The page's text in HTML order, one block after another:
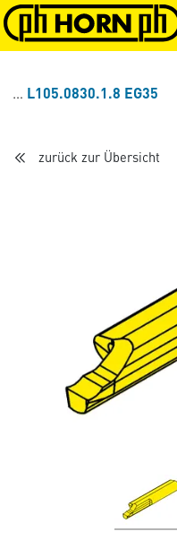
Springe zu Hauptinhalt
L105.0830.1.8 EG35
zurück zur Übersicht